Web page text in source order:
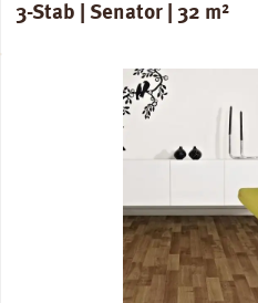
3-Stab | Senator | 32 m²
Bildergalerie überspringen